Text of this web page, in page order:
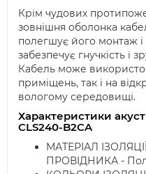
Крім чудових
зовнішня оболонка
полегшує його монтаж
забезпечує гнучкість і
Кабель може
приміщень, так і на
вологому середовищі.
Характеристики
CLS240-B2CA
МАТЕРІАЛ
ПРОВІДНИКА -